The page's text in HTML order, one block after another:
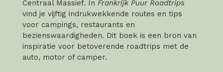
Centraal Massief. In Frankrijk Puur Roadtrips
vind je vijftig indrukwekkende routes en tips
voor campings, restaurants en
bezienswaardigheden. Dit boek is een bron van
inspiratie voor betoverende roadtrips met de
auto, motor of camper.